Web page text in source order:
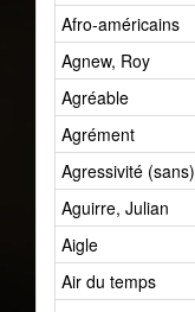
Afro-américains
Agnew, Roy
Agréable
Agrément
Agressivité (sans)
Aguirre, Julian
Aigle
Air du temps